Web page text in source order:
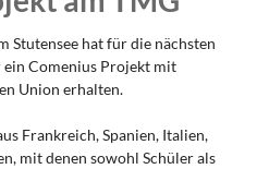
Stutensee hat für die nächsten
ein Comenius Projekt mit
Union erhalten.
Frankreich, Spanien, Italien,
mit denen sowohl Schüler als